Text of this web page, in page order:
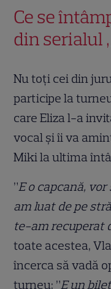
Ce se
din serialul
Nu toți cei din
participe la
care Eliza l-a
vocal și îi va
Miki la ultima
”E o capcană,
am luat de pe
te-am recuperat
toate acestea,
încerca să vadă
turneu: ”E un